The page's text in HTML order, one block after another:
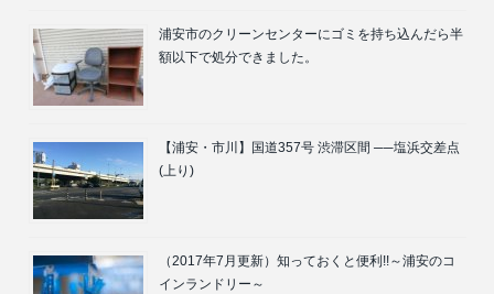
浦安市のクリーンセンターにゴミを持ち込んだら半
額以下で処分できました。
【浦安・市川】国道357号 渋滞区間 ──塩浜交差点
(上り)
（2017年7月更新）知っておくと便利!!～浦安のコ
インランドリー～